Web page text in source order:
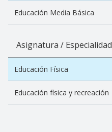
Educación Media Básica
Asignatura / Especialidad
Educación Física
Educación física y recreación